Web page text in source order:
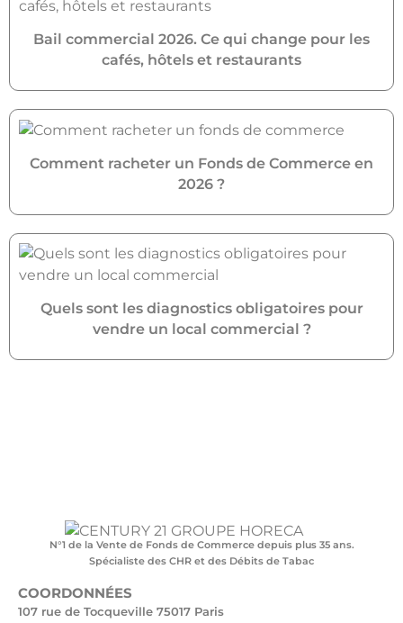
Bail commercial 2026. Ce qui change pour les
cafés, hôtels et restaurants
Comment racheter un Fonds de Commerce en
2026 ?
Quels sont les diagnostics obligatoires pour
vendre un local commercial ?
N°1 de la Vente de Fonds de Commerce depuis plus 35 ans.
Spécialiste des CHR et des Débits de Tabac
COORDONNÉES
107 rue de Tocqueville 75017 Paris